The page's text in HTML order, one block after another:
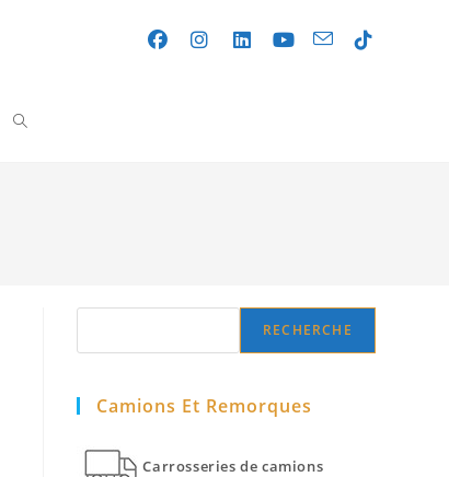
Toggle
RECHERCHE
Camions Et Remorques
Carrosseries de camions